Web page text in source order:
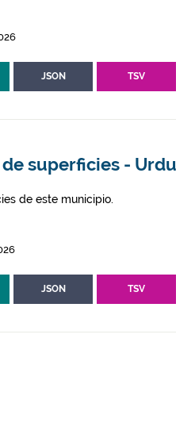
JSON TSV
superficies -
de este municipio.
JSON TSV